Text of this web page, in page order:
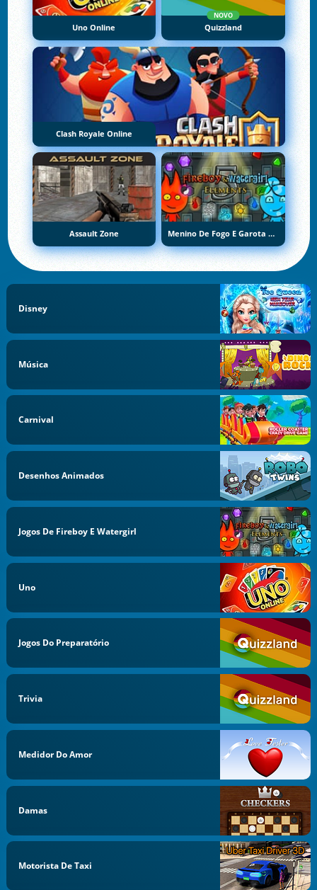
Uno Online
NOVO
Quizzland
Clash Royale Online
Assault Zone Menino De Fogo E Garota De Água 5: Elementos
Disney
Música
Carnival
Desenhos Animados
Jogos De Fireboy E Watergirl
Uno
Jogos Do Preparatório
Trivia
Medidor Do Amor
Damas
Motorista De Taxi